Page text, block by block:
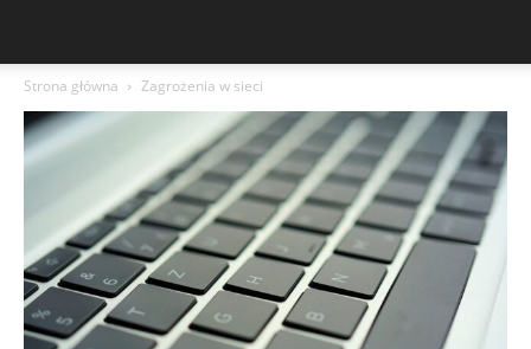
Strona główna Zagrożenia w sieci